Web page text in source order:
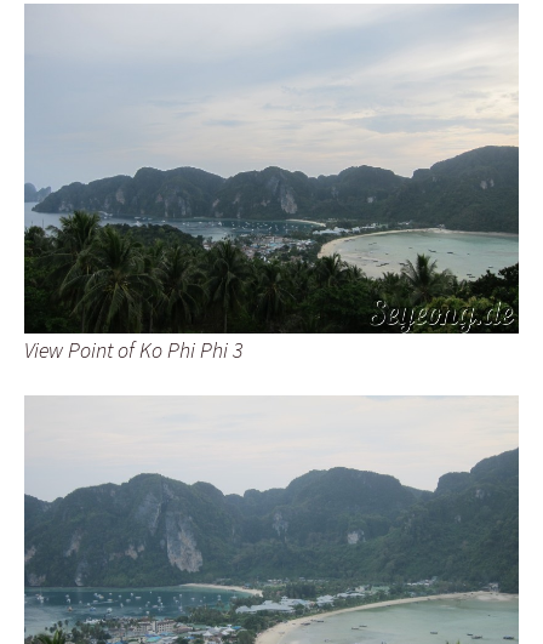
View Point of Ko Phi Phi 3